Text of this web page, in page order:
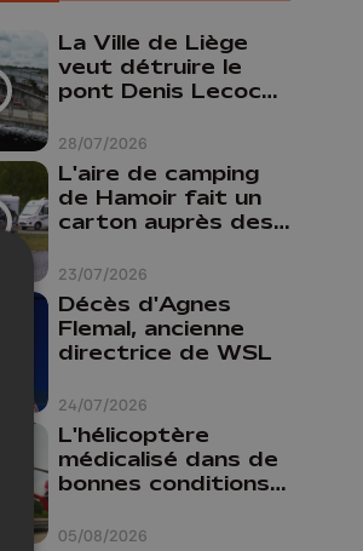
28/07/2026
La Ville de Liège
veut détruire le
pont Denis Lecocq
budget pour le
faire
23/07/2026
L'aire de camping
de Hamoir fait un
carton auprès des
24/07/2026
Décès d'Agnes
Flemal, ancienne
directrice de WSL
05/08/2026
L'hélicoptère
médicalisé dans de
bonnes conditions à